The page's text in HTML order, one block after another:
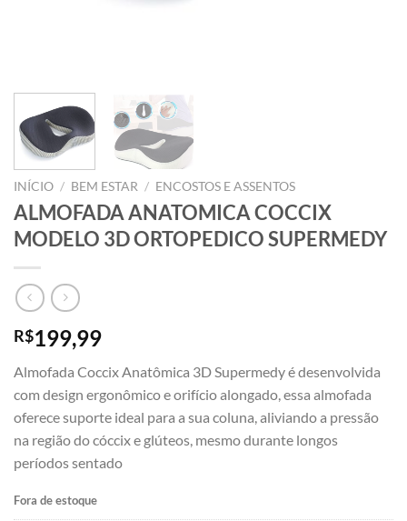
INÍCIO / BEM ESTAR / ENCOSTOS E ASSENTOS
ALMOFADA ANATOMICA COCCIX
MODELO 3D ORTOPEDICO SUPERMEDY
R$199,99
Almofada Coccix Anatômica 3D Supermedy é desenvolvida
com design ergonômico e orifício alongado, essa almofada
oferece suporte ideal para a sua coluna, aliviando a pressão
na região do cóccix e glúteos, mesmo durante longos
períodos sentado
Fora de estoque